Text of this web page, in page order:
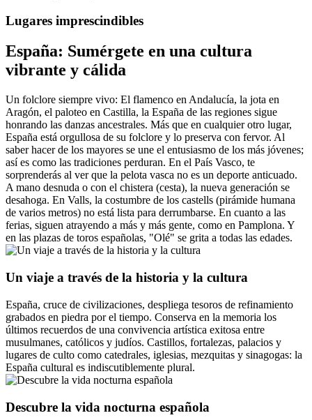
Lugares imprescindibles
España: Sumérgete en una cultura
vibrante y cálida
Un folclore siempre vivo: El flamenco en Andalucía, la jota en
Aragón, el paloteo en Castilla, la España de las regiones sigue
honrando las danzas ancestrales. Más que en cualquier otro lugar,
España está orgullosa de su folclore y lo preserva con fervor. Al
saber hacer de los mayores se une el entusiasmo de los más jóvenes;
así es como las tradiciones perduran. En el País Vasco, te
sorprenderás al ver que la pelota vasca no es un deporte anticuado.
A mano desnuda o con el chistera (cesta), la nueva generación se
desahoga. En Valls, la costumbre de los castells (pirámide humana
de varios metros) no está lista para derrumbarse. En cuanto a las
ferias, siguen atrayendo a más y más gente, como en Pamplona. Y
en las plazas de toros españolas, "Olé" se grita a todas las edades.
Un viaje a través de la historia y la cultura
España, cruce de civilizaciones, despliega tesoros de refinamiento
grabados en piedra por el tiempo. Conserva en la memoria los
últimos recuerdos de una convivencia artística exitosa entre
musulmanes, católicos y judíos. Castillos, fortalezas, palacios y
lugares de culto como catedrales, iglesias, mezquitas y sinagogas: la
España cultural es indiscutiblemente plural.
Descubre la vida nocturna española